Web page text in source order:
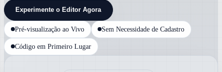
Experimente o Editor Agora
Pré-visualização ao Vivo Sem Necessidade de Cadastro
Código em Primeiro Lugar